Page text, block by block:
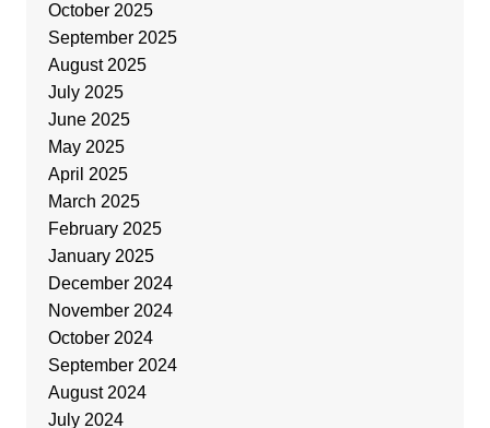
October 2025
September 2025
August 2025
July 2025
June 2025
May 2025
April 2025
March 2025
February 2025
January 2025
December 2024
November 2024
October 2024
September 2024
August 2024
July 2024